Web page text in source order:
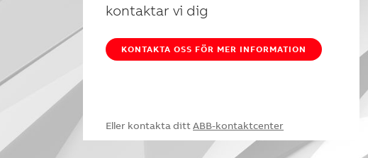
kontaktar vi dig
KONTAKTA OSS FÖR MER INFORMATION
Eller kontakta dittABB-kontaktcenter